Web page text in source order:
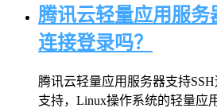
腾讯云轻量应用服务
连接登录吗？
腾讯云轻量应用服务器支持
支持，Linux操作系统的轻量应